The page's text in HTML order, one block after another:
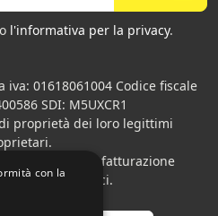
l'informativa per la privacy.
iva: 01618061004 Codice fiscale
SDI: M5UXCR1
proprietà dei loro legittimi
adibita alla fatturazione
gli Enti pubblici.
con la